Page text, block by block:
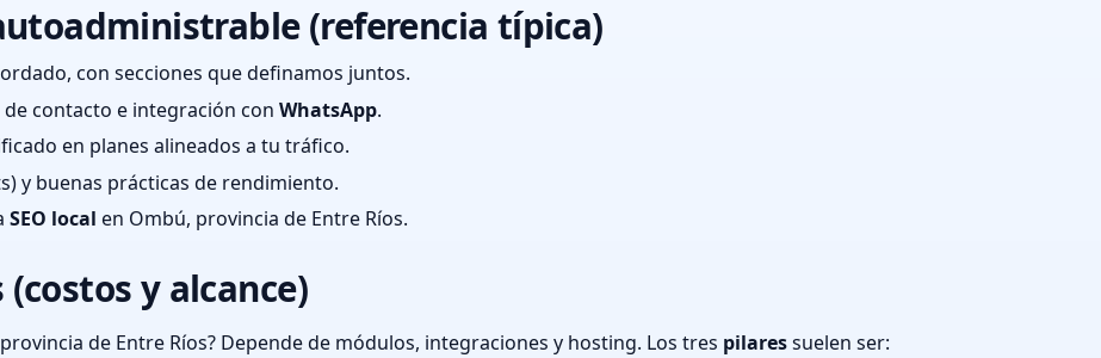
(referencia típica)
con secciones que definamos juntos.
contacto e integración con WhatsApp.
en planes alineados a tu tráfico.
y buenas prácticas de rendimiento.
SEO local en Ombú, provincia de Entre Ríos.
y alcance)
de Entre Ríos? Depende de módulos, integraciones y hosting. Los tres pilaressuelen ser: